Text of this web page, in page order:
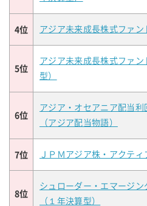
4位 アジア未来成長株式ファン
5位
アジア未来成長株式ファン
型）
6位
アジア・オセアニア配当利
（アジア配当物語）
7位 ＪＰＭアジア株・アクティ
8位
シュローダー・エマージン
（１年決算型）